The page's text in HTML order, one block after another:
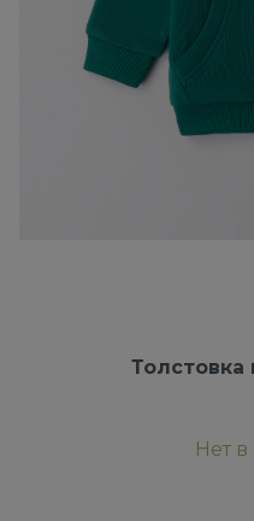
Толстовка
Нет